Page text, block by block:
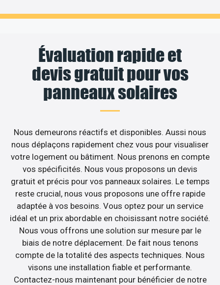
Évaluation rapide et
devis gratuit pour vos
panneaux solaires
Nous demeurons réactifs et disponibles. Aussi nous
nous déplaçons rapidement chez vous pour visualiser
votre logement ou bâtiment. Nous prenons en compte
vos spécificités. Nous vous proposons un devis
gratuit et précis pour vos panneaux solaires. Le temps
reste crucial, nous vous proposons une offre rapide
adaptée à vos besoins. Vous optez pour un service
idéal et un prix abordable en choisissant notre société.
Nous vous offrons une solution sur mesure par le
biais de notre déplacement. De fait nous tenons
compte de la totalité des aspects techniques. Nous
visons une installation fiable et performante.
Contactez-nous maintenant pour bénéficier de notre